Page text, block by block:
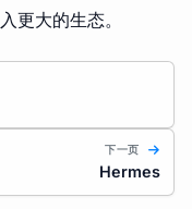
更大的生态。
下一页
Hermes